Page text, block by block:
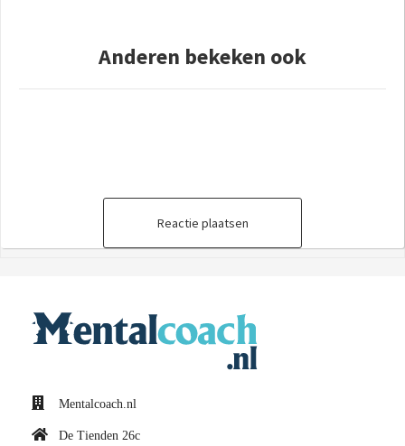
Anderen bekeken ook
Reactie plaatsen
Mentalcoach.nl
De Tienden 26c